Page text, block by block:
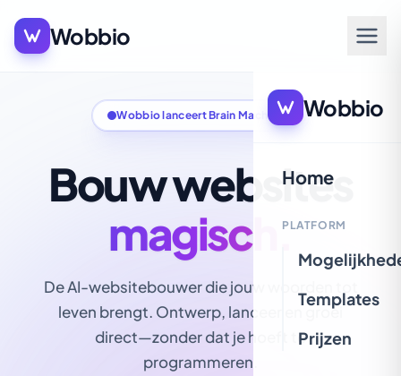
Wobbio
Wobbio
Home
PLATFORM
Templates
Prijzen
Wobbio lanceert Brain Machines!
Bouw websites
magisch.
De AI-websitebouwer die jouw woorden tot
leven brengt. Ontwerp, lanceer en groei
direct—zonder dat je hoeft te
programmeren.